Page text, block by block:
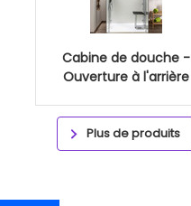
Cabine de douche -
Ouverture à l'arrière
Plus de produits